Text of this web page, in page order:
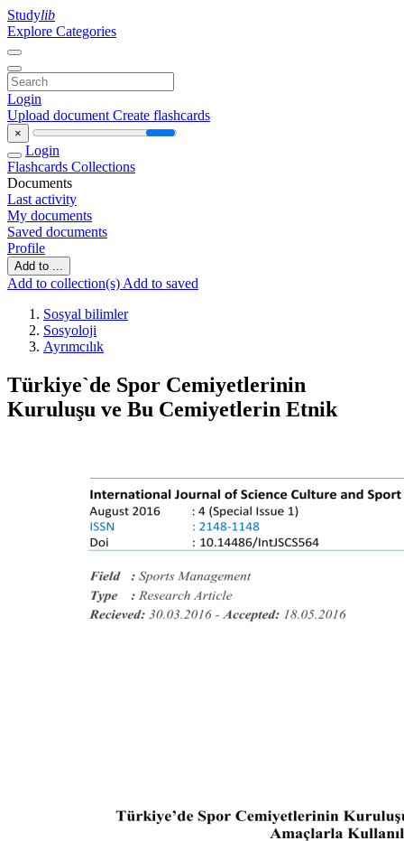
Studylib
Explore Categories
Login
Upload document Create flashcards
×
Login
Flashcards Collections
Documents
Last activity
My documents
Saved documents
Profile
Add to ...
Add to collection(s) Add to saved
Sosyal bilimler
Sosyoloji
Ayrımcılık
Türkiye`de Spor Cemiyetlerinin
Kuruluşu ve Bu Cemiyetlerin Etnik